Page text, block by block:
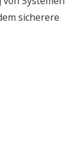
sicherere